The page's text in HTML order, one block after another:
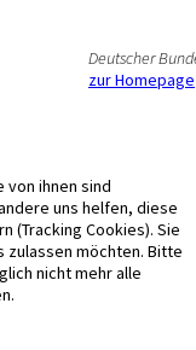
Deutscher
zur Homepage
von ihnen sind
uns helfen, diese
(Tracking Cookies). Sie
zulassen möchten. Bitte
nicht mehr alle